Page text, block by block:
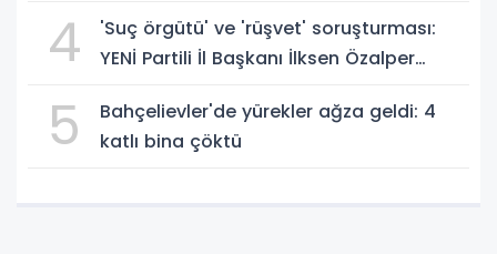
4
'Suç örgütü' ve 'rüşvet' soruşturması:
YENİ Partili İl Başkanı İlksen Özalper
5
Bahçelievler'de yürekler ağza geldi: 4
katlı bina çöktü